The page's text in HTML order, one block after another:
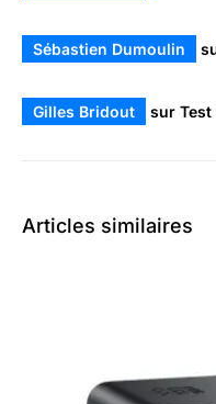
Sébastien Dumoulin
Gilles Bridout sur Test
Articles similaires